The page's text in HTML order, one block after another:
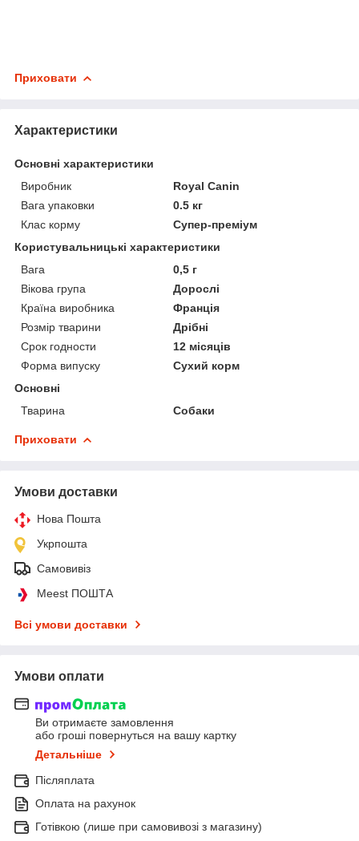
Приховати
Характеристики
Основні характеристики
Виробник
Royal Canin
Вага упаковки
0.5 кг
Клас корму
Супер-преміум
Користувальницькі характеристики
Вага
0,5 г
Вікова група
Дорослі
Країна виробника
Франція
Розмір тварини
Дрібні
Срок годности
12 місяців
Форма випуску
Сухий корм
Основні
Тварина
Собаки
Приховати
Умови доставки
Нова Пошта
Укрпошта
Самовивіз
Meest ПОШТА
Всі умови доставки
Умови оплати
Ви отримаєте замовлення
або гроші повернуться на вашу картку
Детальніше
Післяплата
Оплата на рахунок
Готівкою (лише при самовивозі з магазину)